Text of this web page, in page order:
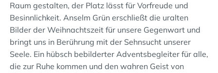
Raum gestalten, der Platz lässt für Vorfreude und
Besinnlichkeit. Anselm Grün erschließt die uralten
Bilder der Weihnachtszeit für unsere Gegenwart und
bringt uns in Berührung mit der Sehnsucht unserer
Seele. Ein hübsch bebilderter Adventsbegleiter für alle,
die zur Ruhe kommen und den wahren Geist von